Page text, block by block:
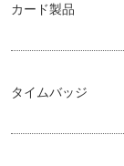
カード製品
タイムバッジ